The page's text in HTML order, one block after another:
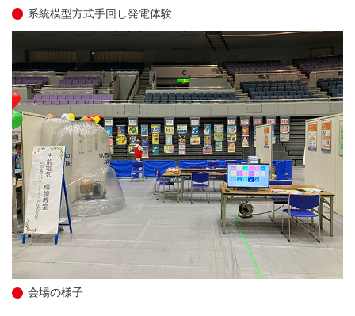
系統模型方式手回し発電体験
会場の様子